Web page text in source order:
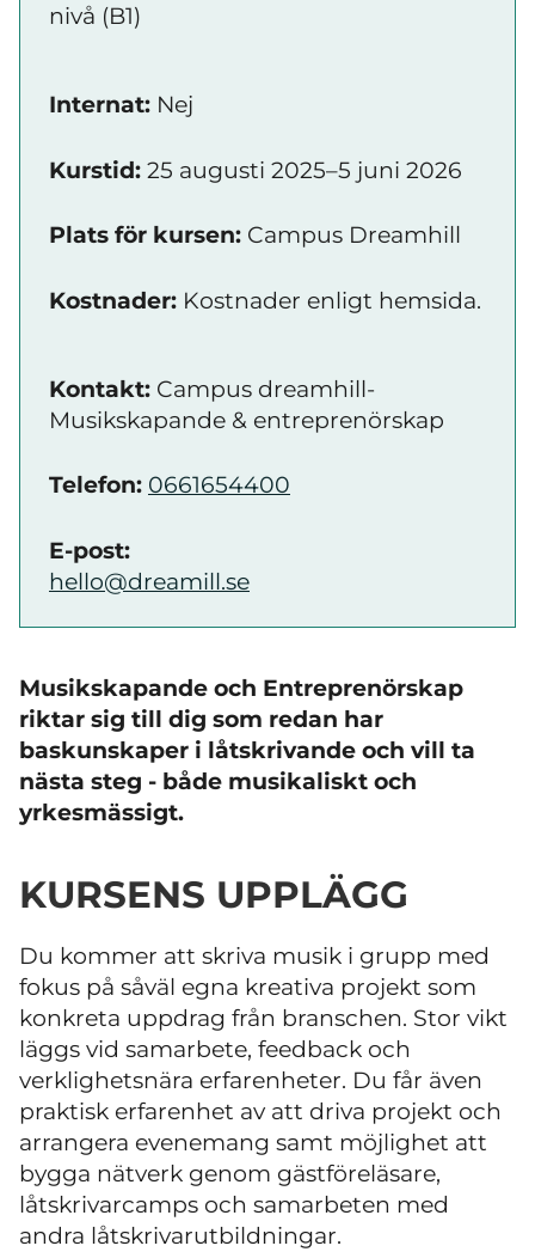
nivå (B1)
Internat: Nej
Kurstid: 25 augusti 2025–5 juni 2026
Plats för kursen: Campus Dreamhill
Kostnader: Kostnader enligt hemsida.
Kontakt: Campus dreamhill-
Musikskapande & entreprenörskap
Telefon: 0661654400
E-post:
hello@dreamill.se
Musikskapande och Entreprenörskap
riktar sig till dig som redan har
baskunskaper i låtskrivande och vill ta
nästa steg - både musikaliskt och
yrkesmässigt.​
KURSENS UPPLÄGG
Du kommer att skriva musik i grupp med
fokus på såväl egna kreativa projekt som
konkreta uppdrag från branschen. Stor vikt
läggs vid samarbete, feedback och
verklighetsnära erfarenheter. Du får även
praktisk erfarenhet av att driva projekt och
arrangera evenemang samt möjlighet att
bygga nätverk genom gästföreläsare,
låtskrivarcamps och samarbeten med
andra låtskrivarutbildningar.